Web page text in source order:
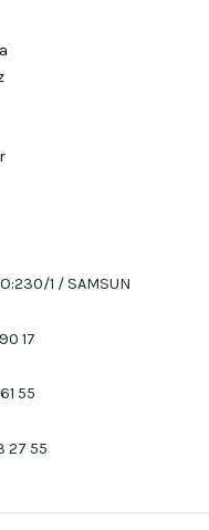
1 / SAMSUN
17
55
27 55